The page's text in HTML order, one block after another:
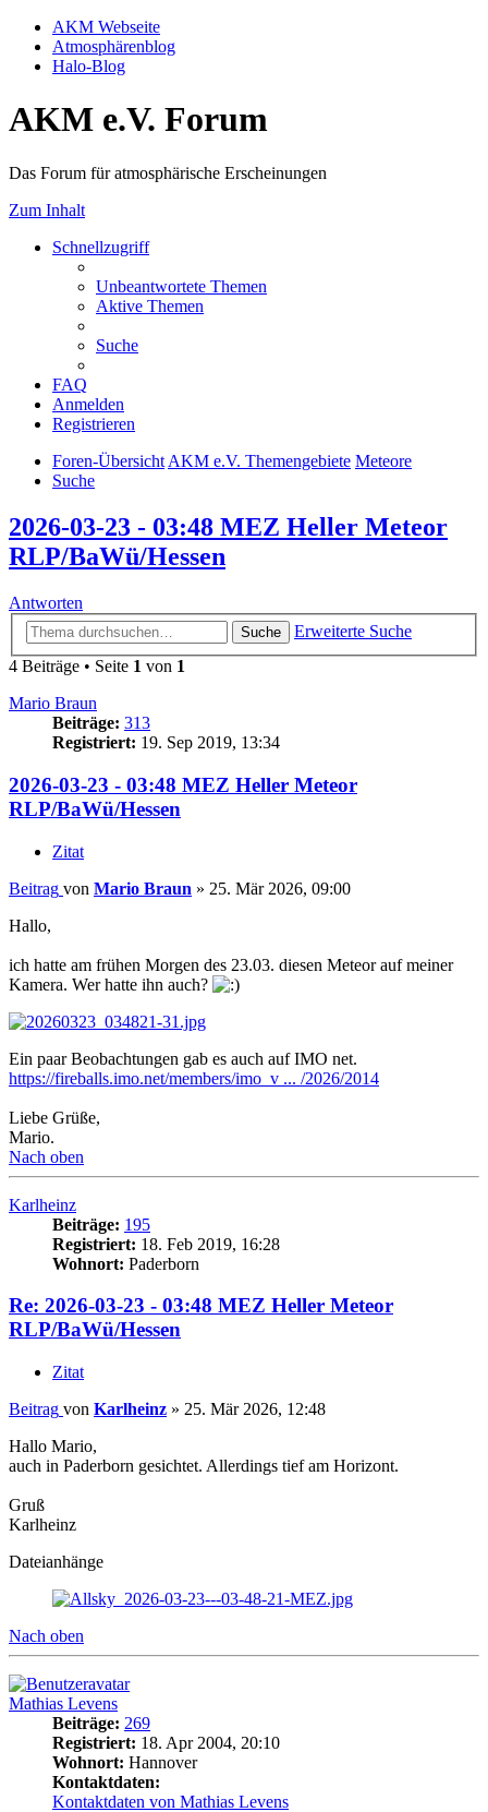
AKM Webseite
Atmosphärenblog
Halo-Blog
AKM e.V. Forum
Das Forum für atmosphärische Erscheinungen
Zum Inhalt
Schnellzugriff
Unbeantwortete Themen
Aktive Themen
Suche
FAQ
Anmelden
Registrieren
Foren-Übersicht AKM e.V. Themengebiete Meteore
Suche
2026-03-23 - 03:48 MEZ Heller Meteor
RLP/BaWü/Hessen
Antworten
Suche
Erweiterte Suche
4 Beiträge • Seite 1 von 1
Mario Braun
Beiträge: 313
Registriert: 19. Sep 2019, 13:34
2026-03-23 - 03:48 MEZ Heller Meteor
RLP/BaWü/Hessen
Zitat
Beitrag von Mario Braun » 25. Mär 2026, 09:00
Hallo,
ich hatte am frühen Morgen des 23.03. diesen Meteor auf meiner
Kamera. Wer hatte ihn auch?
Ein paar Beobachtungen gab es auch auf IMO net.
https://fireballs.imo.net/members/imo_v ... /2026/2014
Liebe Grüße,
Mario.
Nach oben
Karlheinz
Beiträge: 195
Registriert: 18. Feb 2019, 16:28
Wohnort: Paderborn
Re: 2026-03-23 - 03:48 MEZ Heller Meteor
RLP/BaWü/Hessen
Zitat
Beitrag von Karlheinz » 25. Mär 2026, 12:48
Hallo Mario,
auch in Paderborn gesichtet. Allerdings tief am Horizont.
Gruß
Karlheinz
Dateianhänge
Nach oben
Mathias Levens
Beiträge: 269
Registriert: 18. Apr 2004, 20:10
Wohnort: Hannover
Kontaktdaten:
Kontaktdaten von Mathias Levens